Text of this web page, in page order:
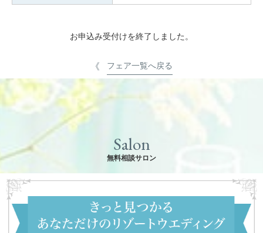
お申込み受付けを終了しました。
フェア一覧へ戻る
Salon
無料相談サロン